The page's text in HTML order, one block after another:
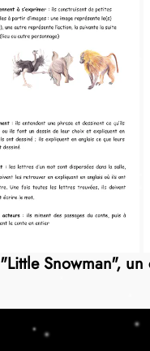
"Little Snowman",